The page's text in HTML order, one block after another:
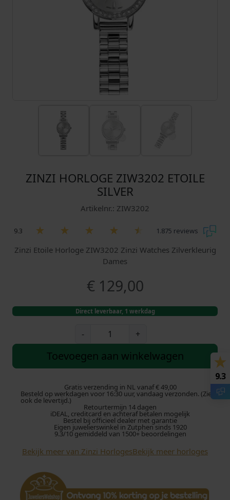
ZINZI HORLOGE ZIW3202 ETOILE
SILVER
Artikelnr.: ZIW3202
9.3 1.875 reviews
Zinzi Etoile Horloge ZIW3202 Zinzi Watches Zilverkleurig
Dames
€129,00
Direct leverbaar, 1 werkdag
-
n
h
o
l
o
e
W
+
Toevoegen aan winkelwagen
Gratis verzending in NL vanaf € 49,00
Besteld op werkdagen voor 16:30 uur, vandaag verzonden. (Zie
ook de levertijd.)
Retourtermijn 14 dagen
iDEAL, creditcard en achteraf betalen mogelijk
Bestel bij officieel dealer met garantie
Eigen juwelierswinkel in Zutphen sinds 1920
9.3/10 gemiddeld van 1500+ beoordelingen
Bekijk meer van Zinzi HorlogesBekijk meer horloges
9.3